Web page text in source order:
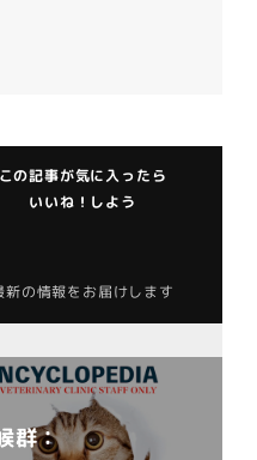
この記事が気に入ったら
いいね！しよう
新の情報をお届けします
群：